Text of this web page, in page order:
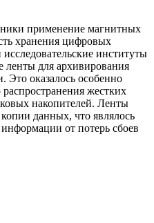
применение магнитных
хранения цифровых
институты
ленты для архивирования
оказалось особенно
жестких
накопителей. Ленты
данных, что являлось
от потерь сбоев